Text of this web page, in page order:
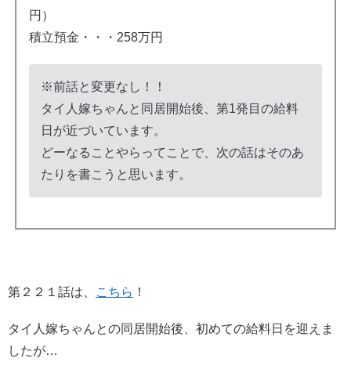
円）
積立預金・・・258万円
※前話と変更なし！！
タイ人嫁ちゃんと同居開始後、第1発目の給料
日が近づいています。
どーなることやらってことで、次の話はそのあ
たりを書こうと思います。
第２２１話は、 こちら ！
タイ人嫁ちゃんとの同居開始後、初めての給料日を迎えま
したが…